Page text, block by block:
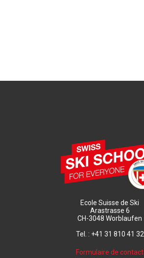
Ecole Suisse de Ski
Arastrasse 6
CH-3048 Worblaufen
Tel. : +41 31 810 41 32
Formulaire de contact